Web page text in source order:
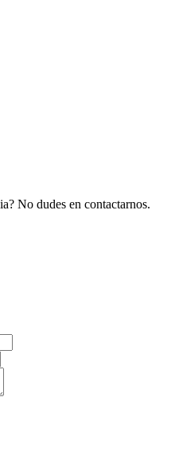
No dudes en contactarnos.